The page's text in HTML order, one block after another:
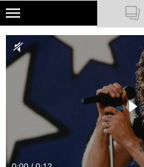
Skip
main
content
NATIONAL GEOGRAPHIC
TRAVELER
PODCASTY
Newsletter